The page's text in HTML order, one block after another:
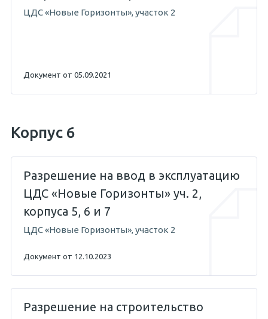
ЦДС «Новые Горизонты», участок 2
Документ от 05.09.2021
Корпус 6
Разрешение на ввод в эксплуатацию
ЦДС «Новые Горизонты» уч. 2,
корпуса 5, 6 и 7
ЦДС «Новые Горизонты», участок 2
Документ от 12.10.2023
Разрешение на строительство